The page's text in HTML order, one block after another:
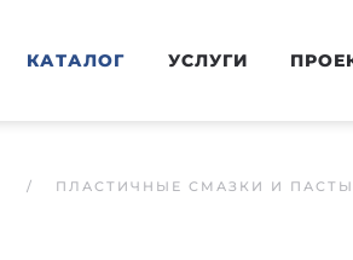
КАТАЛОГ УСЛУГИ
ПЛАСТИЧНЫЕ СМАЗКИ И ПАСТЫ